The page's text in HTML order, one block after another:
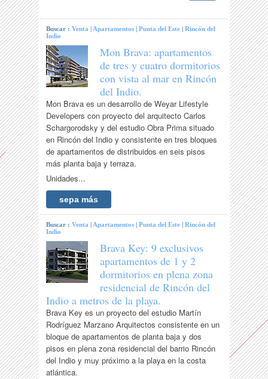
Buscar :Venta | Apartamentos |Punta del Este |Rincón del
Indio
Mon Brava: apartamentos
de tres y cuatro dormitorios
con vista al mar en Rincón
del Indio.
Mon Brava es un desarrollo de Weyar Lifestyle
Developers con proyecto del arquitecto Carlos
Schargorodsky y del estudio Obra Prima situado
en Rincón del Indio y consistente en tres bloques
de apartamentos de distribuidos en seis pisos
más planta baja y terraza.
Unidades...
sepa más
Buscar :Venta | Apartamentos |Punta del Este |Rincón del
Indio
Brava Key: 9 exclusivos
apartamentos de 1 y 2
dormitorios en plena zona
residencial de Rincón del
Indio a metros de la playa.
Brava Key es un proyecto del estudio Martín
Rodríguez Marzano Arquitectos consistente en un
bloque de apartamentos de planta baja y dos
pisos en plena zona residencial del barrio Rincón
del Indio y muy próximo a la playa en la costa
atlántica.